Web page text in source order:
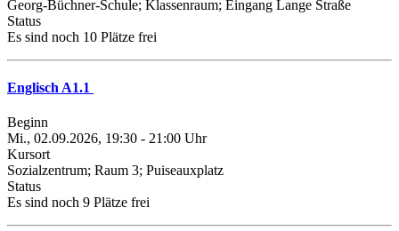
Georg-Büchner-Schule; Klassenraum; Eingang Lange Straße
Status
Es sind noch 10 Plätze frei
Englisch A1.1
Beginn
Mi., 02.09.2026, 19:30 - 21:00 Uhr
Kursort
Sozialzentrum; Raum 3; Puiseauxplatz
Status
Es sind noch 9 Plätze frei